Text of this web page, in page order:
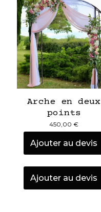
Arche en deux
points
450,00€
Ajouter au devis
Ajouter au devis